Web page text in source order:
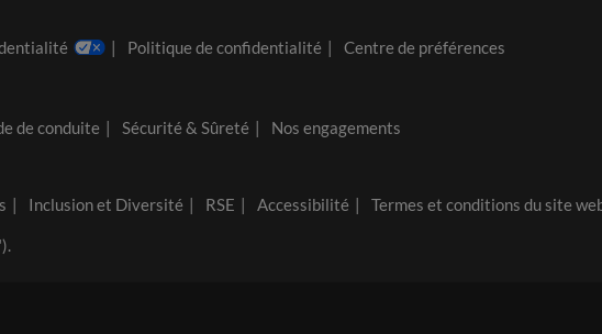
Politique de confidentialité Centre de préférences
de conduite Sécurité & Sûreté Nos engagements
Inclusion et Diversité RSE Accessibilité Termes et conditions du site